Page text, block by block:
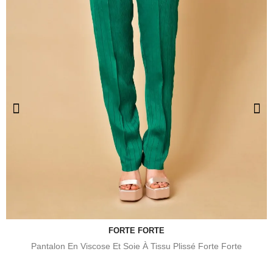
FORTE FORTE
Pantalon En Viscose Et Soie À Tissu Plissé Forte Forte